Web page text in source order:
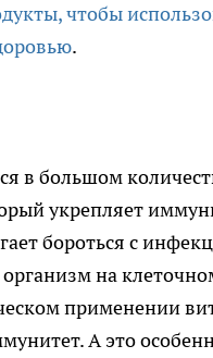
чтобы
.
в большом
укрепляет
бороться с
на
применении
А это